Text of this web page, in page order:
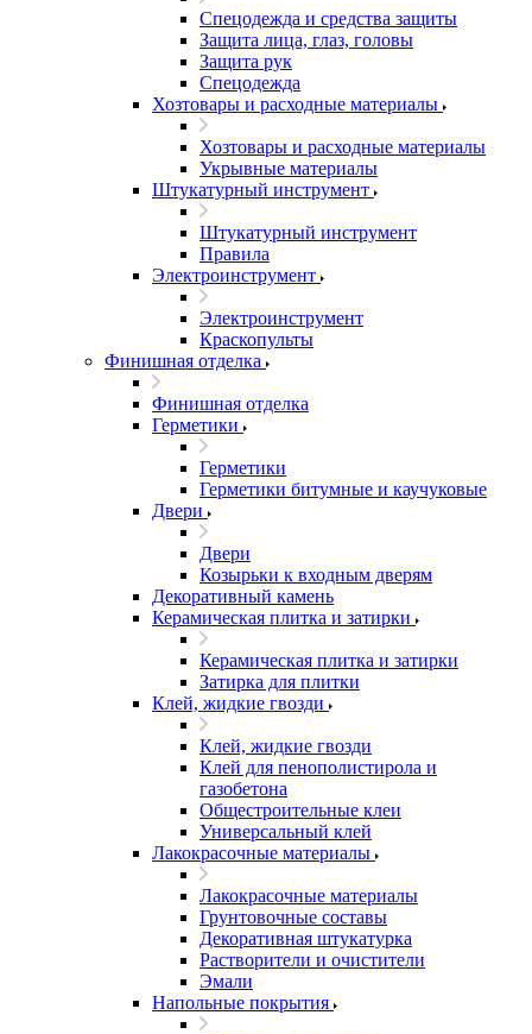
Спецодежда и средства защиты
Защита лица, глаз, головы
Защита рук
Спецодежда
Хозтовары и расходные материалы
Хозтовары и расходные материалы
Укрывные материалы
Штукатурный инструмент
Штукатурный инструмент
Правила
Электроинструмент
Электроинструмент
Краскопульты
Финишная отделка
Финишная отделка
Герметики
Герметики
Герметики битумные и каучуковые
Двери
Двери
Козырьки к входным дверям
Декоративный камень
Керамическая плитка и затирки
Керамическая плитка и затирки
Затирка для плитки
Клей, жидкие гвозди
Клей, жидкие гвозди
Клей для пенополистирола и
газобетона
Общестроительные клеи
Универсальный клей
Лакокрасочные материалы
Лакокрасочные материалы
Грунтовочные составы
Декоративная штукатурка
Растворители и очистители
Эмали
Напольные покрытия